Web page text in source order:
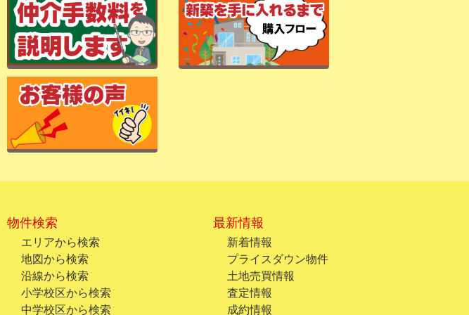
物件検索
エリアから検索
地図から検索
沿線から検索
小学校区から検索
中学校区から検索
最新情報
新着情報
プライスダウン物件
土地売買情報
査定情報
成約情報